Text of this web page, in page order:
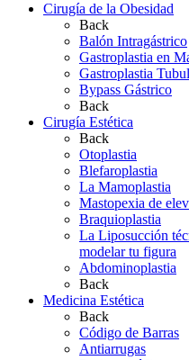
Cirugía de la Obesidad
Back
Balón Intragástrico
Gastroplastia en
Gastroplastia
Bypass Gástrico
Back
Cirugía Estética
Back
Otoplastia
Blefaroplastia
La Mamoplastia
Mastopexia de
Braquioplastia
La Liposucción
modelar tu figura
Abdominoplastia
Back
Medicina Estética
Back
Código de Barras
Antiarrugas